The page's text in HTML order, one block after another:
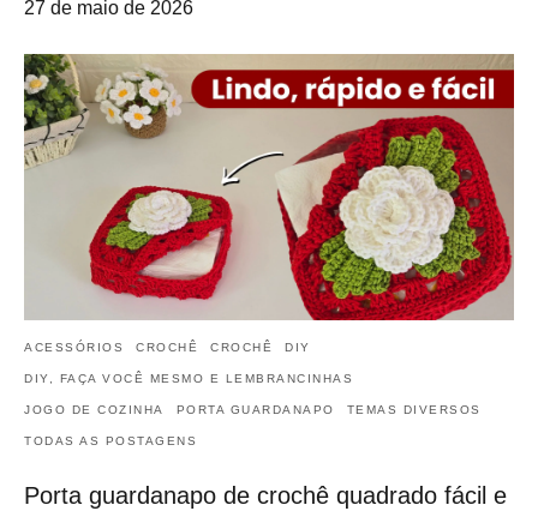
27 de maio de 2026
ACESSÓRIOS CROCHÊ CROCHÊ DIY
DIY, FAÇA VOCÊ MESMO E LEMBRANCINHAS
JOGO DE COZINHA PORTA GUARDANAPO TEMAS DIVERSOS
TODAS AS POSTAGENS
Porta guardanapo de crochê quadrado fácil e